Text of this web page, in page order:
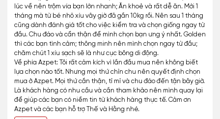
lúc về nên trộm vía bạn lớn nhanh; Ăn khoẻ và rất dễ ăn. Mới 1
tháng mà từ bé nhỏ xíu vây giờ đã gần 10kg rồi. Nên sau 1 tháng
cũng dành đánh giá tốt cho việc kiểm tra và chọn giống ngay từ
đầu. Chu đáo và cẩn thận để mình chọn bạn ưng ý nhất. Golden
thì các bạn tình cảm; thông minh nên mình chọn ngay từ đầu;
chăm chút 1 xíu sạch sẽ là như cục bông di động.
Về phía Azpet: Tôi rất cảm kích vì lần đầu mua nên không biết
lựa chọn nào tốt. Nhưng mọi thứ chỉn chu nên quyết định chọn
mua ở Azpet. Mọi thứ cần thận, tỉ mỉ và chu đáo đến tận bây giờ.
Là khách hàng có nhu cầu và cần tham khảo nên mình quay lại
để giúp các bạn có niềm tin từ khách hàng thực tế. Cảm ơn
Azpet và các bạn hỗ trợ Thế và Hằng nhé.